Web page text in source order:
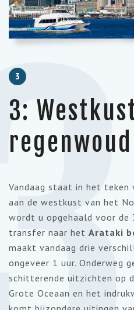
3
3:
regenwoud
Vandaag staat in het teken
aan de westkust van het
wordt u opgehaald voor de
transfer naar het Arataki
maakt vandaag drie
ongeveer 1 uur. Onderweg
schitterende uitzichten op
Grote Oceaan en het